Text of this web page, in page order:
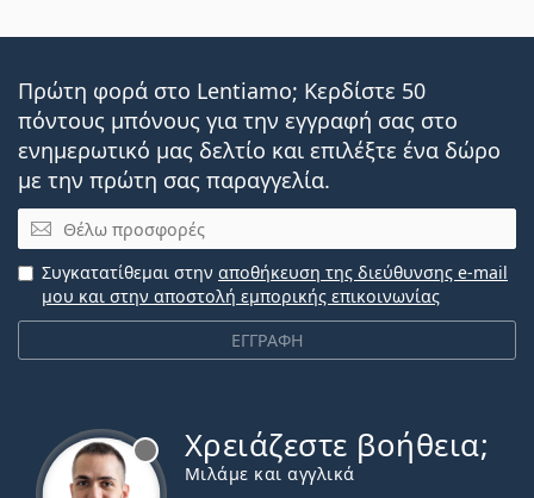
Πρώτη φορά στο Lentiamo; Κερδίστε 50
πόντους μπόνους για την εγγραφή σας στο
ενημερωτικό μας δελτίο και επιλέξτε ένα δώρο
με την πρώτη σας παραγγελία.
Email
ΕΓΓΡΑΦΗ
Συγκατατίθεμαι στην αποθήκευση της διεύθυνσης e-mail
μου και στην αποστολή εμπορικής επικοινωνίας
Χρειάζεστε βοήθεια;
Μιλάμε και αγγλικά